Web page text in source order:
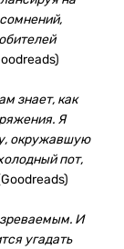
знает, как
Я
окружавшую
пот,
И
угадать